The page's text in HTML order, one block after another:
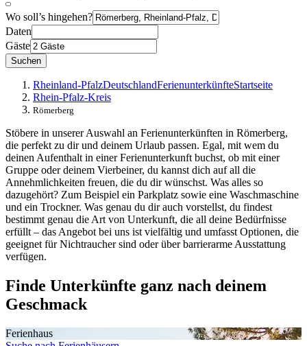
Wo soll’s hingehen?
Daten
Gäste
Suchen
Rheinland-PfalzDeutschlandFerienunterkünfteStartseite
Rhein-Pfalz-Kreis
Römerberg
Stöbere in unserer Auswahl an Ferienunterkünften in Römerberg,
die perfekt zu dir und deinem Urlaub passen. Egal, mit wem du
deinen Aufenthalt in einer Ferienunterkunft buchst, ob mit einer
Gruppe oder deinem Vierbeiner, du kannst dich auf all die
Annehmlichkeiten freuen, die du dir wünschst. Was alles so
dazugehört? Zum Beispiel ein Parkplatz sowie eine Waschmaschine
und ein Trockner. Was genau du dir auch vorstellst, du findest
bestimmt genau die Art von Unterkunft, die all deine Bedürfnisse
erfüllt – das Angebot bei uns ist vielfältig und umfasst Optionen, die
geeignet für Nichtraucher sind oder über barrierarme Ausstattung
verfügen.
Finde Unterkünfte ganz nach deinem
Geschmack
Ferienhaus